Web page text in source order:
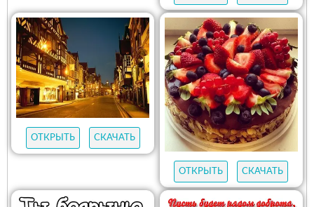
ОТКРЫТЬ СКАЧАТЬ
ОТКРЫТЬ СКАЧАТЬ